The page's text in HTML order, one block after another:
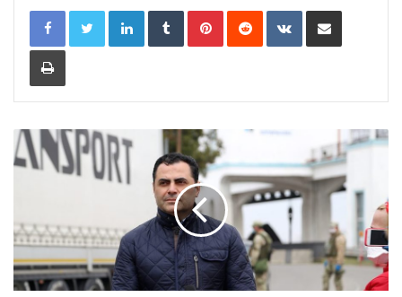
LinkedInTumblr PinterestReddit VKontakteShare via Email
Print